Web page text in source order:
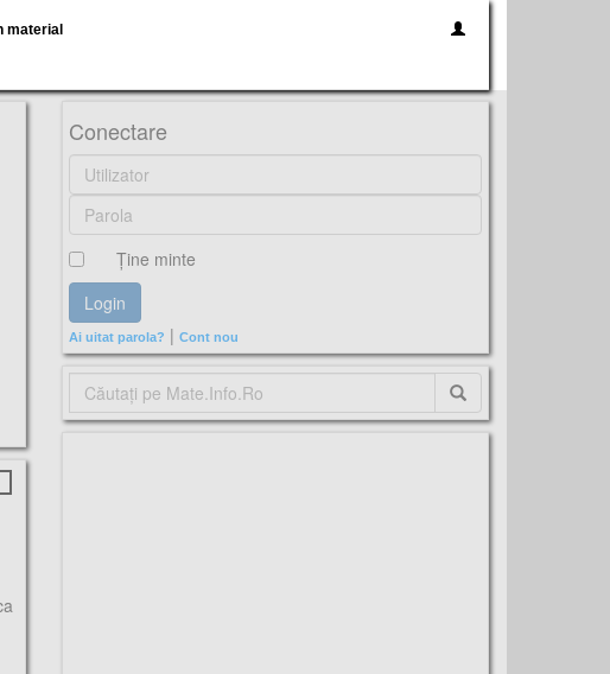
material
Conectare
Ţine minte
Ai uitat parola? | Cont nou